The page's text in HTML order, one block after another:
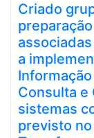
Criado
a
Consulta e
sistemas
previsto